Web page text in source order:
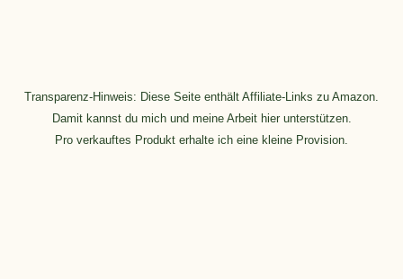
Transparenz-Hinweis: Diese Seite enthält Affiliate-Links zu Amazon.
Damit kannst du mich und meine Arbeit hier unterstützen.
Pro verkauftes Produkt erhalte ich eine kleine Provision.